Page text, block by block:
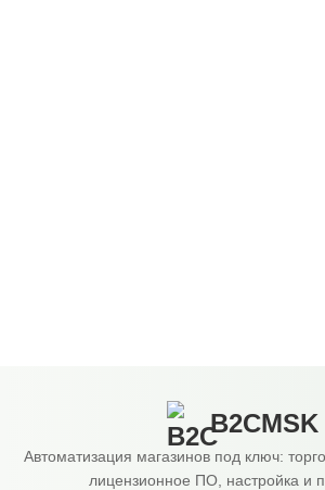
B2CMSK
Автоматизация магазинов под ключ:
лицензионное ПО, настройка и